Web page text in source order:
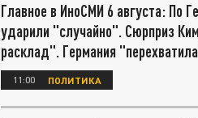
Главное в ИноСМИ 6 августа: По
ударили "случайно". Сюрприз
расклад". Германия
11:00 ПОЛИТИКА